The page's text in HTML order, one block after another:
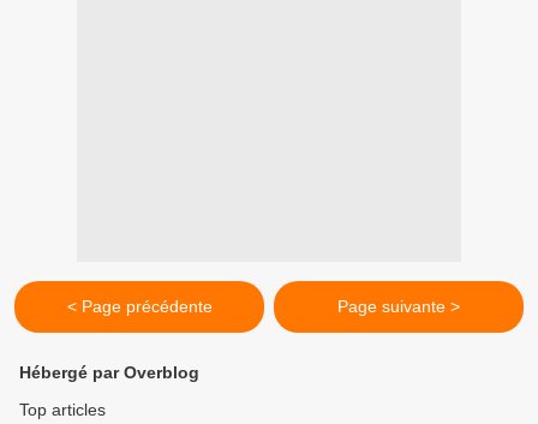
< Page précédente Page suivante >
Hébergé par Overblog
Top articles